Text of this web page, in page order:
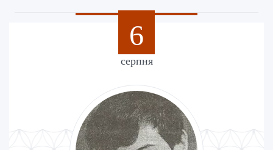
6
серпня